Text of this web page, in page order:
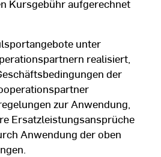
Kursgebühr aufgerechnet
unter
realisiert,
der
zur Anwendung,
Ersatzleistungsansprüche
Anwendung der oben